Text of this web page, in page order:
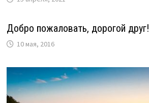
Добро пожаловать, дорогой друг!
10 мая, 2016